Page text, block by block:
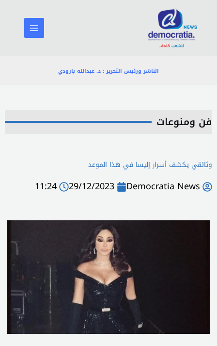
المحتوى
الناشر ورئيس التحرير : د. عبدالله بارودي
فن ومنوعات
وثائقي يكشف أسرار إليسا في هذا الموعد
Democratia News
29/12/2023
11:24